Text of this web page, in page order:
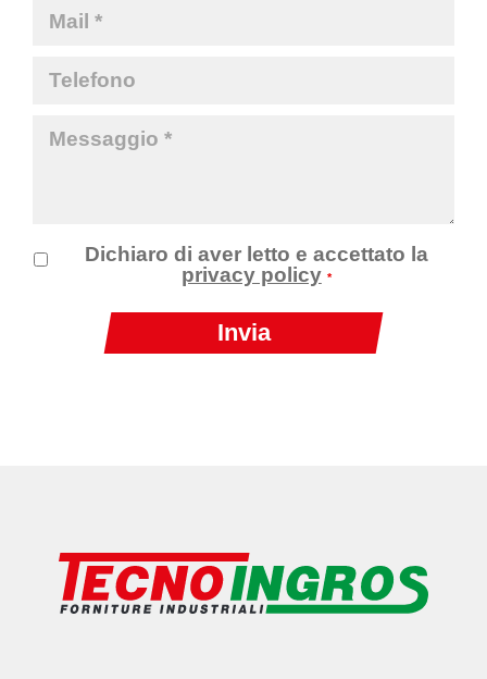
Dichiaro di aver letto e accettato la
privacy policy *